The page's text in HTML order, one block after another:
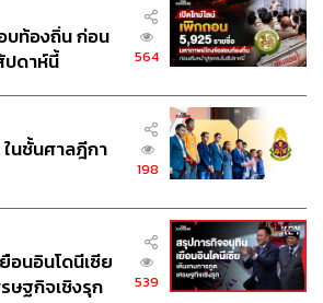
of EC Growth & Strategy, LINE
องการต่อยอด 3ฟีเจอร์เพื่อให้ร้านค้า
อมต่อกันได้ง่ายมากขึ้น ได้แก่
ร้านค้าสามารถไลฟ์ขายสินค้าผ่าน
LIVE Sessionของแต่ละ
บนหน้าแรกของ LINE SHOPPING
ได้อย่างง่ายดาย
ส่งของขวัญจากร้านค้าบนLINE
หาเพื่อนใน LINE ได้ทันที และยังสามารถ
องเพื่อนได้ ทำให้การส่งGiftingกลาย
กวัน
บท้องถิ่น ก่อน
ปดาห์นี้
564
นชั้นศาลฎีกา
198
อนอินโดนีเซีย
ษฐกิจเชิงรุก
539